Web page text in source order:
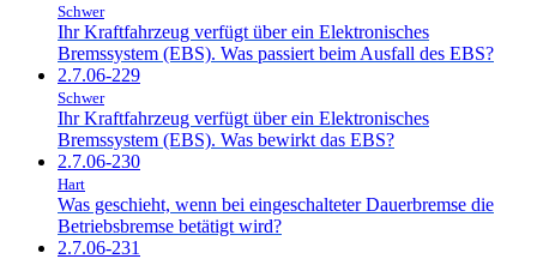
Schwer
Ihr Kraftfahrzeug verfügt über ein Elektronisches
Bremssystem (EBS). Was passiert beim Ausfall des EBS?
2.7.06-229
Schwer
Ihr Kraftfahrzeug verfügt über ein Elektronisches
Bremssystem (EBS). Was bewirkt das EBS?
2.7.06-230
Hart
Was geschieht, wenn bei eingeschalteter Dauerbremse die
Betriebsbremse betätigt wird?
2.7.06-231